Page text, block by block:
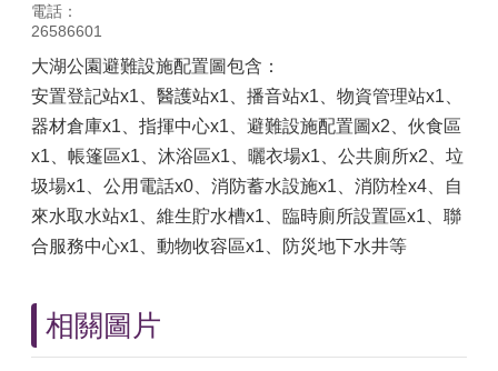
電話：
26586601
大湖公園避難設施配置圖包含：
安置登記站x1、醫護站x1、播音站x1、物資管理站x1、
器材倉庫x1、指揮中心x1、避難設施配置圖x2、伙食區
x1、帳篷區x1、沐浴區x1、曬衣場x1、公共廁所x2、垃
圾場x1、公用電話x0、消防蓄水設施x1、消防栓x4、自
來水取水站x1、維生貯水槽x1、臨時廁所設置區x1、聯
合服務中心x1、動物收容區x1、防災地下水井等
相關圖片